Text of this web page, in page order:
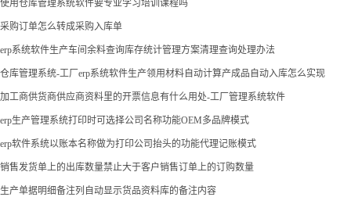
使用仓库管理系统软件要专业学习培训课程吗
采购订单怎么转成采购入库单
erp系统软件生产车间余料查询库存统计管理方案清理查询处理办法
仓库管理系统-工厂erp系统软件生产领用材料自动计算产成品自动入库怎么实现
加工商供货商供应商资料里的开票信息有什么用处-工厂管理系统软件
erp生产管理系统打印时可选择公司名称功能OEM多品牌模式
erp软件系统以账本名称做为打印公司抬头的功能代理记账模式
销售发货单上的出库数量禁止大于客户销售订单上的订购数量
生产单据明细备注列自动显示货品资料库的备注内容